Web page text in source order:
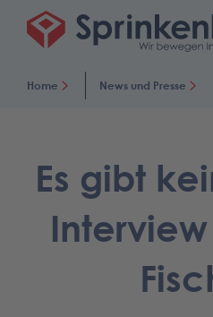
Home News und Presse
Es gibt